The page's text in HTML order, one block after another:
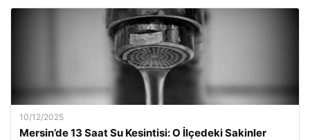
10/12/2025
Mersin’de 13 Saat Su Kesintisi: O İlçedeki Sakinler